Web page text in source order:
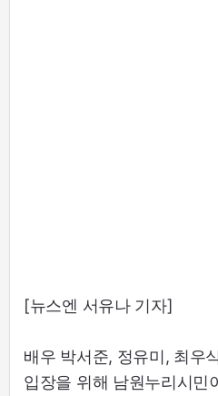
[뉴스엔 서유나 기자]
배우 박서준, 정유미, 최우
입장을 위해 남원누리시민